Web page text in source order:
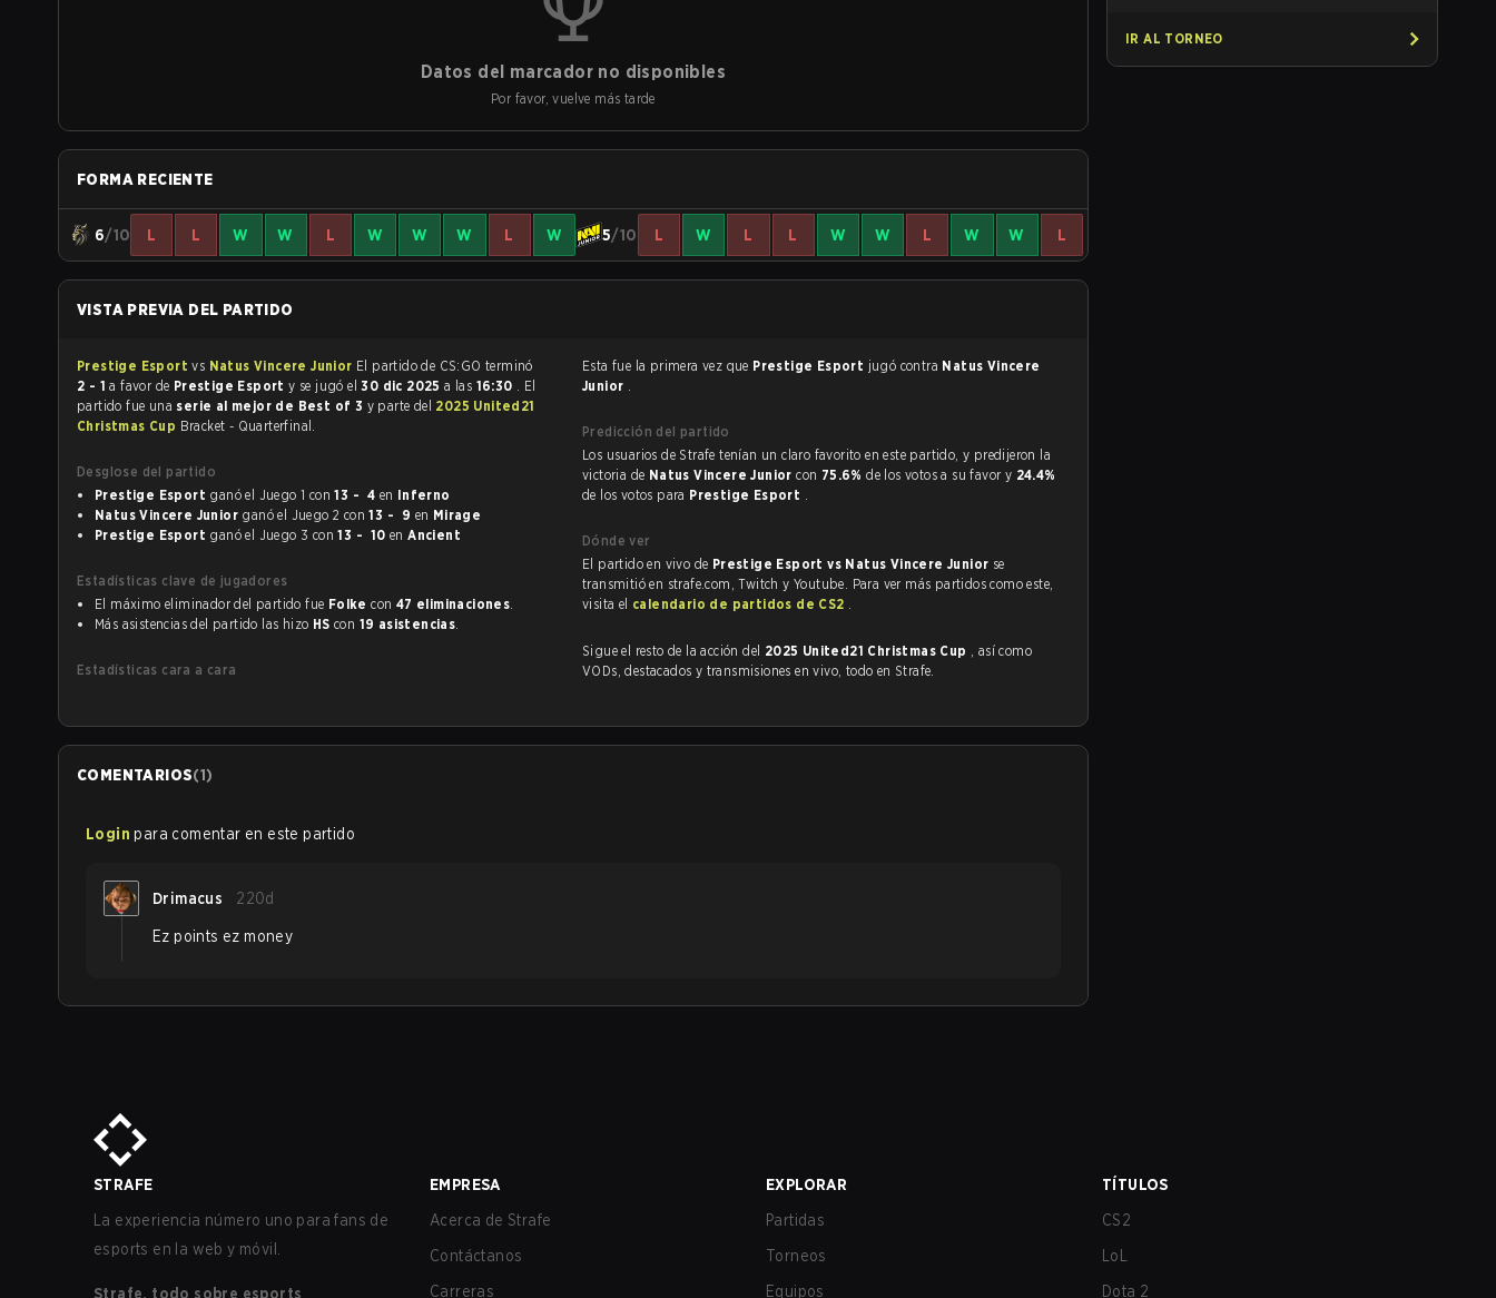
Datos del marcador no disponibles
Por favor, vuelve más tarde
FORMA RECIENTE
6/10 L L W W L W W W L W 5/10 L W L L W W L W W L
VISTA PREVIA DEL PARTIDO
Prestige Esportvs Natus Vincere Junior
El partido de CS:GO terminó
2 - 1 a favor de Prestige Esporty se jugó el30 dic 2025a las 16:30 . El
partido fue una serie al mejor de Best of 3 y parte del 2025 United21
Christmas Cup Bracket - Quarterfinal.
Desglose del partido
Prestige Esport
ganó el Juego 1 con 13 - 4 en Inferno
Natus Vincere Junior
ganó el Juego 2 con 13 - 9 en Mirage
Prestige Esport
ganó el Juego 3 con 13 - 10 enAncient
Estadísticas clave de jugadores
El máximo eliminador del partido fue Folke con 47 eliminaciones.
Más asistencias del partido las hizo HS con 19 asistencias.
Estadísticas cara a cara
Esta fue la primera vez que Prestige Esport jugó contra Natus Vincere
Junior .
Predicción del partido
Los usuarios de Strafe tenían un claro favorito en este partido, y predijeron la
victoria de Natus Vincere Juniorcon 75.6%de los votos a su favor y 24.4%
de los votos para Prestige Esport .
Dónde ver
El partido en vivo de Prestige Esport vs Natus Vincere Junior se
transmitió en strafe.com, Twitch y Youtube. Para ver más partidos como este,
visita el calendario de partidos de CS2 .
Sigue el resto de la acción del 2025 United21 Christmas Cup , así como
VODs, destacados y transmisiones en vivo, todo en Strafe.
COMENTARIOS(1)
Login para comentar en este partido
Drimacus 220d
Ez points ez money
IR AL TORNEO
STRAFE
La experiencia número uno para fans de
esports en la web y móvil.
Strafe, todo sobre esports
EMPRESA
Acerca de Strafe
Contáctanos
Carreras
EXPLORAR
Partidas
Torneos
Equipos
TÍTULOS
CS2
LoL
Dota 2